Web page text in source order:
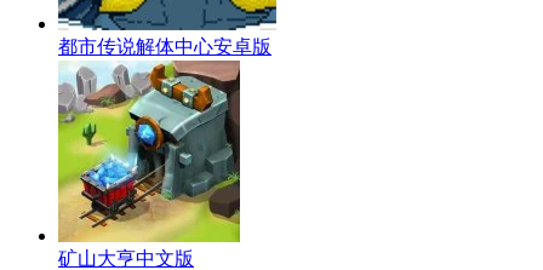
都市传说解体中心安卓版
矿山大亨中文版